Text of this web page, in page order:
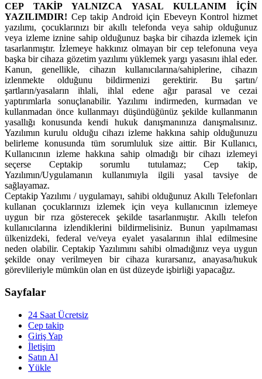
CEP TAKİP YALNIZCA YASAL KULLANIM İÇİN
YAZILIMDIR! Cep takip Android için Ebeveyn Kontrol hizmet
yazılımı, çocuklarınızı bir akıllı telefonda veya sahip olduğunuz
veya izleme iznine sahip olduğunuz başka bir cihazda izlemek için
tasarlanmıştır. İzlemeye hakkınız olmayan bir cep telefonuna veya
başka bir cihaza gözetim yazılımı yüklemek yargı yasasını ihlal eder.
Kanun, genellikle, cihazın kullanıcılarına/sahiplerine, cihazın
izlenmekte olduğunu bildirmenizi gerektirir. Bu şartın/
şartların/yasaların ihlali, ihlal edene ağır parasal ve cezai
yaptırımlarla sonuçlanabilir. Yazılımı indirmeden, kurmadan ve
kullanmadan önce kullanmayı düşündüğünüz şekilde kullanmanın
yasallığı konusunda kendi hukuk danışmanınıza danışmalısınız.
Yazılımın kurulu olduğu cihazı izleme hakkına sahip olduğunuzu
belirleme konusunda tüm sorumluluk size aittir. Bir Kullanıcı,
Kullanıcının izleme hakkına sahip olmadığı bir cihazı izlemeyi
seçerse Ceptakip sorumlu tutulamaz; Cep takip,
Yazılımın/Uygulamanın kullanımıyla ilgili yasal tavsiye de
sağlayamaz.
Ceptakip Yazılımı / uygulamayı, sahibi olduğunuz Akıllı Telefonları
kullanan çocuklarınızı izlemek için veya kullanıcının izlemeye
uygun bir rıza gösterecek şekilde tasarlanmıştır. Akıllı telefon
kullanıcılarına izlendiklerini bildirmelisiniz. Bunun yapılmaması
ülkenizdeki, federal ve/veya eyalet yasalarının ihlal edilmesine
neden olabilir. Ceptakip Yazılımını sahibi olmadığınız veya uygun
şekilde onay verilmeyen bir cihaza kurarsanız, anayasa/hukuk
görevlileriyle mümkün olan en üst düzeyde işbirliği yapacağız.
Sayfalar
24 Saat Ücretsiz
Cep takip
Giriş Yap
İletişim
Satın Al
Yükle